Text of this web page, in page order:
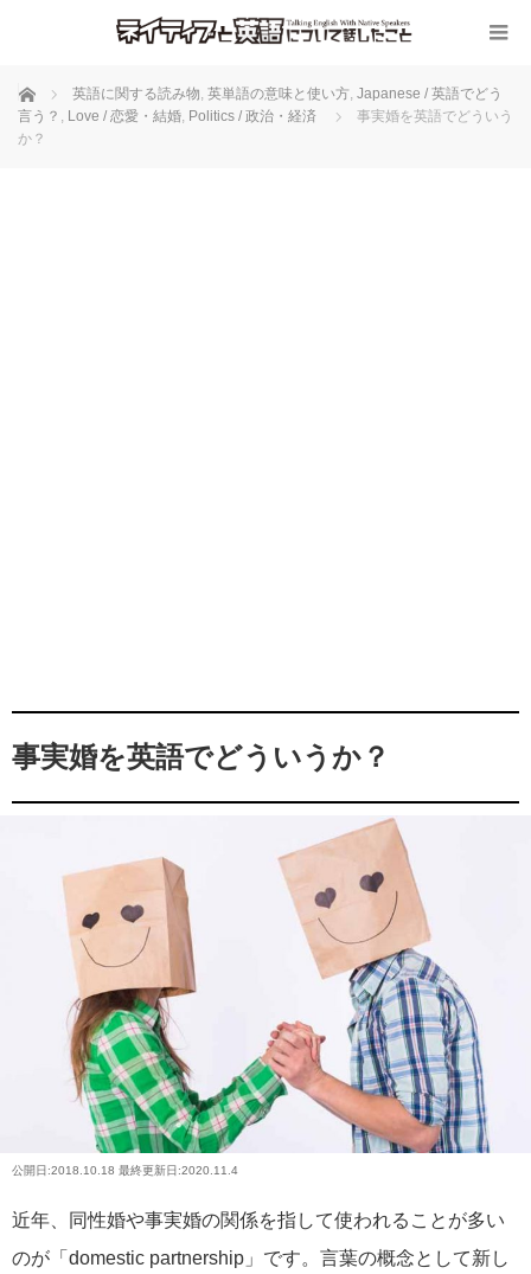
ホーム 英語に関する読み物, 英単語の意味と使い方, Japanese / 英語でどう
言う？ , Love / 恋愛・結婚, Politics / 政治・経済
事実婚を英語でどういう
か？
事実婚を英語でどういうか？
公開日:2018.10.18 最終更新日:2020.11.4
近年、同性婚や事実婚の関係を指して使われることが多い
のが「domestic partnership」です。言葉の概念として新し